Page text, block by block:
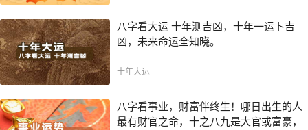
八字看大运 十年测吉凶，十年一运卜吉
凶，未来命运全知晓。
十年大运
八字看事业，财富伴终生！哪日出生的人
最有财官之命，十之八九是大官或富豪，